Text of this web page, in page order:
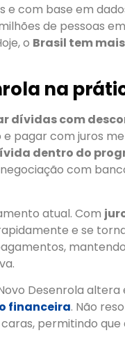
e com base em
de pessoas
o Brasil tem
na
dívidas com
pagar com juros
dentro do
com
atual. Com
e se
Desenrola altera
financeira. Não
permitindo